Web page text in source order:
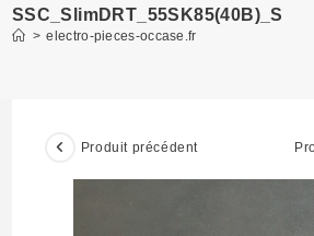
SSC_SlimDRT_55SK85(40B)_S
> electro-pieces-occase.fr
Produit précédent